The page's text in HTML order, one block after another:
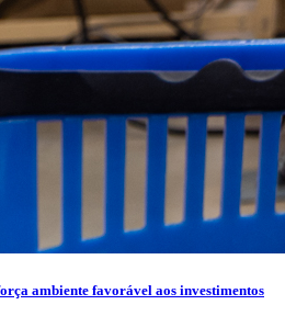
ambiente favorável aos investimentos